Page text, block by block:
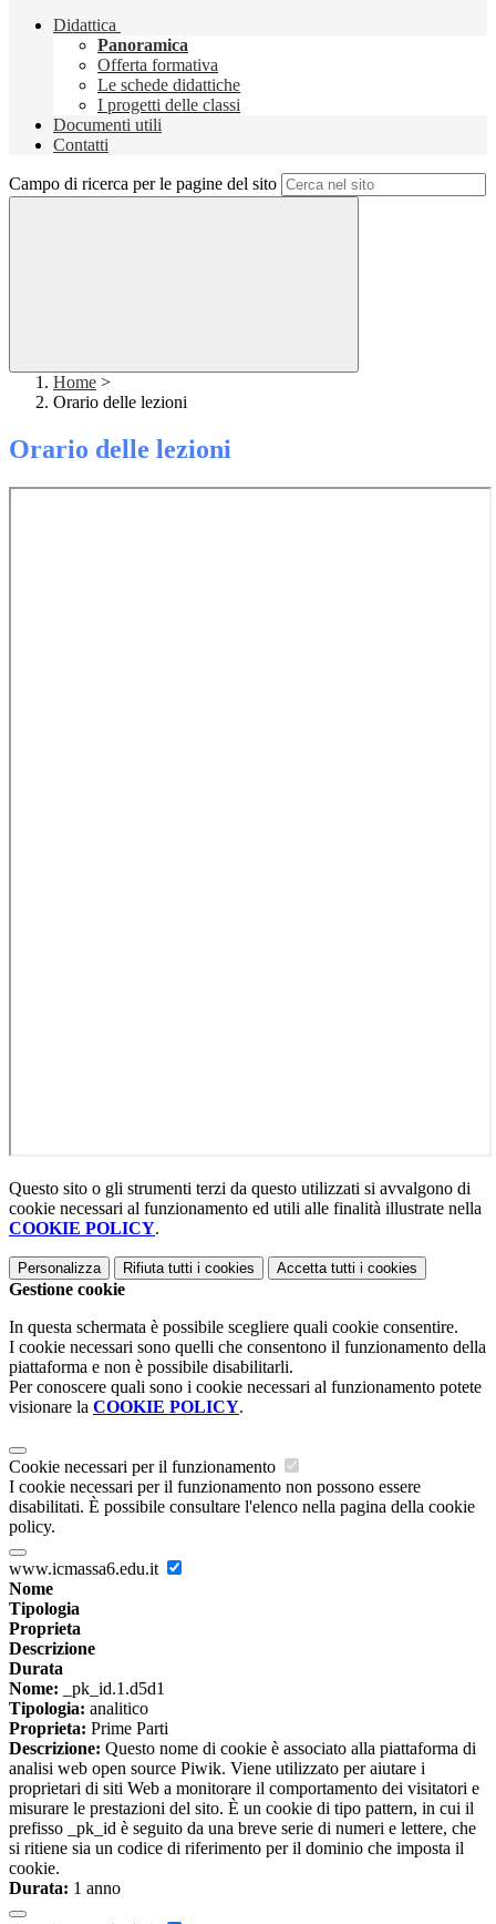
Didattica
Panoramica
Offerta formativa
Le schede didattiche
I progetti delle classi
Documenti utili
Contatti
Campo di ricerca per le pagine del sito
Home >
Orario delle lezioni
Orario delle lezioni
Questo sito o gli strumenti terzi da questo utilizzati si avvalgono di
cookie necessari al funzionamento ed utili alle finalità illustrate nella
COOKIE POLICY.
Personalizza Rifiuta tutti i cookies Accetta tutti i cookies
Gestione cookie
In questa schermata è possibile scegliere quali cookie consentire.
I cookie necessari sono quelli che consentono il funzionamento della
piattaforma e non è possibile disabilitarli.
Per conoscere quali sono i cookie necessari al funzionamento potete
visionare la COOKIE POLICY.
Cookie necessari per il funzionamento
I cookie necessari per il funzionamento non possono essere
disabilitati. È possibile consultare l'elenco nella pagina della cookie
policy.
www.icmassa6.edu.it
Nome
Tipologia
Proprieta
Descrizione
Durata
Nome: _pk_id.1.d5d1
Tipologia: analitico
Proprieta: Prime Parti
Descrizione: Questo nome di cookie è associato alla piattaforma di
analisi web open source Piwik. Viene utilizzato per aiutare i
proprietari di siti Web a monitorare il comportamento dei visitatori e
misurare le prestazioni del sito. È un cookie di tipo pattern, in cui il
prefisso _pk_id è seguito da una breve serie di numeri e lettere, che
si ritiene sia un codice di riferimento per il dominio che imposta il
cookie.
Durata: 1 anno